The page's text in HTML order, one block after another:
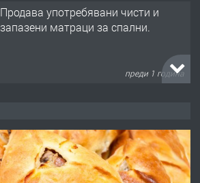
Продава употребявани чисти и
запазени матраци за спални.
преди 1 година
преди 1 година